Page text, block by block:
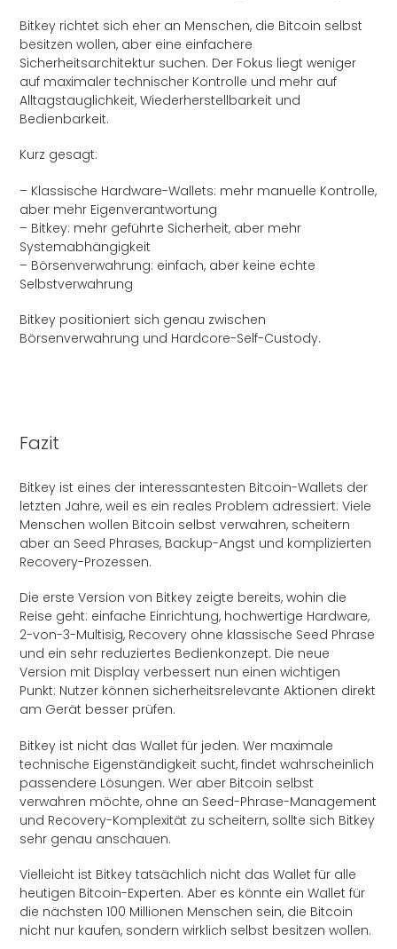
Bitkey richtet sich eher an Menschen, die Bitcoin selbst
besitzen wollen, aber eine einfachere
Sicherheitsarchitektur suchen. Der Fokus liegt weniger
auf maximaler technischer Kontrolle und mehr auf
Alltagstauglichkeit, Wiederherstellbarkeit und
Bedienbarkeit.
Kurz gesagt:
– Klassische Hardware-Wallets: mehr manuelle Kontrolle,
aber mehr Eigenverantwortung
– Bitkey: mehr geführte Sicherheit, aber mehr
Systemabhängigkeit
– Börsenverwahrung: einfach, aber keine echte
Selbstverwahrung
Bitkey positioniert sich genau zwischen
Börsenverwahrung und Hardcore-Self-Custody.
Fazit
Bitkey ist eines der interessantesten Bitcoin-Wallets der
letzten Jahre, weil es ein reales Problem adressiert: Viele
Menschen wollen Bitcoin selbst verwahren, scheitern
aber an Seed Phrases, Backup-Angst und komplizierten
Recovery-Prozessen.
Die erste Version von Bitkey zeigte bereits, wohin die
Reise geht: einfache Einrichtung, hochwertige Hardware,
2-von-3-Multisig, Recovery ohne klassische Seed Phrase
und ein sehr reduziertes Bedienkonzept. Die neue
Version mit Display verbessert nun einen wichtigen
Punkt: Nutzer können sicherheitsrelevante Aktionen direkt
am Gerät besser prüfen.
Bitkey ist nicht das Wallet für jeden. Wer maximale
technische Eigenständigkeit sucht, findet wahrscheinlich
passendere Lösungen. Wer aber Bitcoin selbst
verwahren möchte, ohne an Seed-Phrase-Management
und Recovery-Komplexität zu scheitern, sollte sich Bitkey
sehr genau anschauen.
Vielleicht ist Bitkey tatsächlich nicht das Wallet für alle
heutigen Bitcoin-Experten. Aber es könnte ein Wallet für
die nächsten 100 Millionen Menschen sein, die Bitcoin
nicht nur kaufen, sondern wirklich selbst besitzen wollen.